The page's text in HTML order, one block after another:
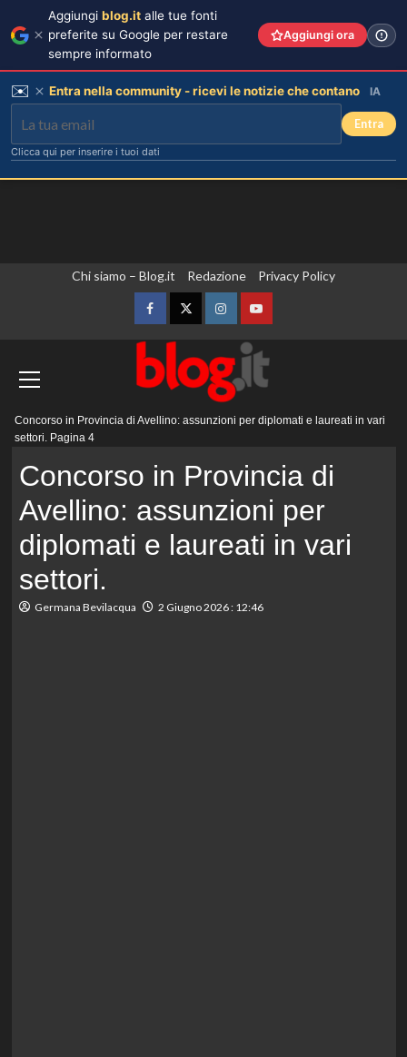
Chi siamo – Blog.it Redazione Privacy Policy
FacebookTwitterInstagramYouTube
principale
Concorso in Provincia di Avellino: assunzioni per diplomati e laureati in vari
settori. Pagina 4
Concorso in Provincia di
Avellino: assunzioni per
diplomati e laureati in vari
settori.
Germana Bevilacqua 2 Giugno 2026 : 12:46
Aggiungi blog.it alle tue fonti
preferite su Google per restare
sempre informato
Aggiungi ora
✉️ Entra nella community - ricevi le notizie che contano IA
Entra
Clicca qui per inserire i tuoi dati